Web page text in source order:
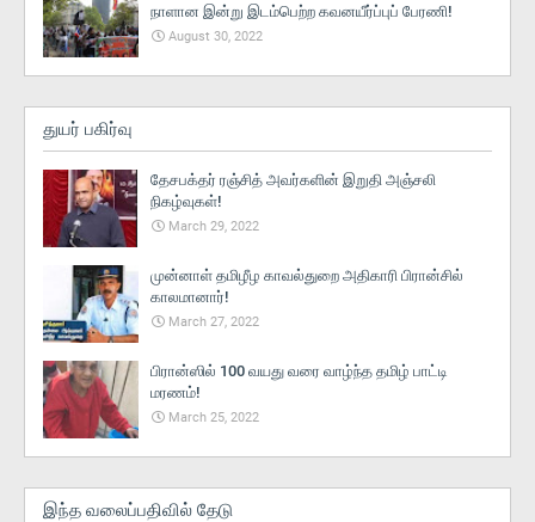
நாளான இன்று இடம்பெற்ற கவனயீர்ப்புப் பேரணி!
August 30, 2022
துயர் பகிர்வு
தேசபக்தர் ரஞ்சித் அவர்களின் இறுதி அஞ்சலி
நிகழ்வுகள்!
March 29, 2022
முன்னாள் தமிழீழ காவல்துறை அதிகாரி பிரான்சில்
காலமானார்!
March 27, 2022
பிரான்ஸில் 100 வயது வரை வாழ்ந்த தமிழ் பாட்டி
மரணம்!
March 25, 2022
இந்த வலைப்பதிவில் தேடு